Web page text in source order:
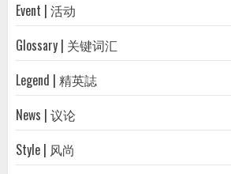
Event | 活动
Glossary | 关键词汇
Legend | 精英誌
News | 议论
Style | 风尚